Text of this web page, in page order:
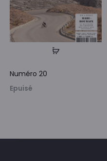
Numéro 20
Epuisé